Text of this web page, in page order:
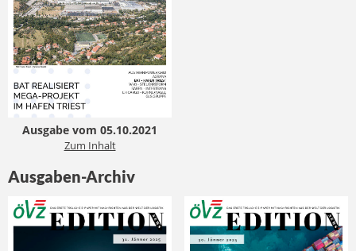
Ausgabe vom 05.10.2021
Zum Inhalt
Ausgaben-Archiv